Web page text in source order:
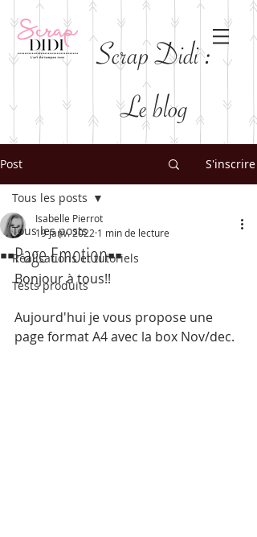
Scrap Didi :
Le blog
Post S'inscrire
Tous les posts
Réalisations et tutoriels
Tests produits
Tous les posts
▪️▪️Page Emotion▪️▪️
Isabelle Pierrot
19 janv. 2022 1 min de lecture
Bonjour à tous!!
Aujourd'hui je vous propose une
page format A4 avec la box Nov/dec.